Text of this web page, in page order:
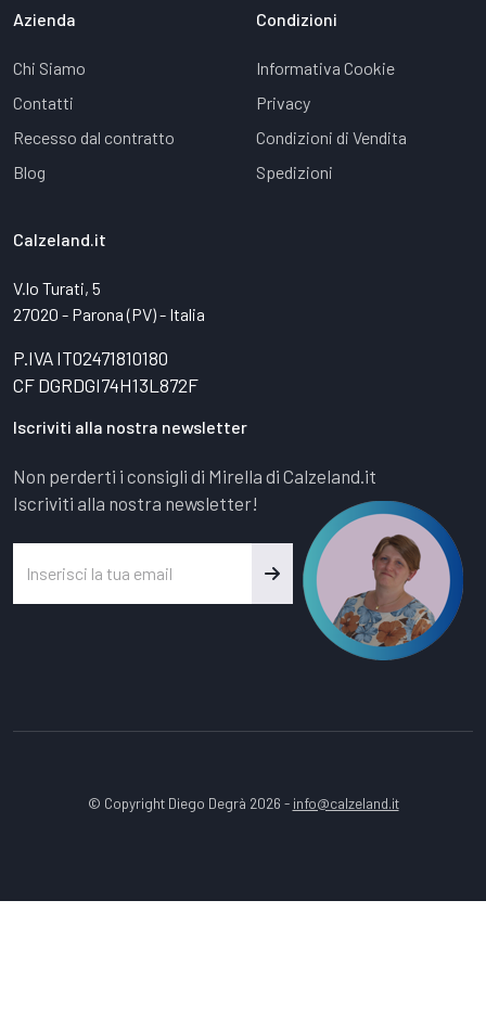
Azienda
Chi Siamo
Contatti
Recesso dal contratto
Blog
Condizioni
Informativa Cookie
Privacy
Condizioni di Vendita
Spedizioni
Calzeland.it
V.lo Turati, 5
27020 - Parona (PV) - Italia
P.IVA IT02471810180
CF DGRDGI74H13L872F
Iscriviti alla nostra newsletter
Non perderti i consigli di Mirella di Calzeland.it
Iscriviti alla nostra newsletter!
© Copyright Diego Degrà 2026 - info@calzeland.it